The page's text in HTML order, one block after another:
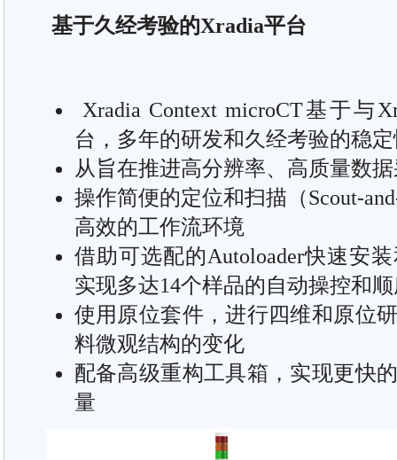
基于久经考验的Xradia平台
Xradia Context microCT基于与
台，多年的研发和久经考验的稳
从旨在推进高分辨率、高质量数
操作简便的定位和扫描（Scout-
高效的工作流环境
借助可选配的Autoloader快速安
实现多达14个样品的自动操控和
使用原位套件，进行四维和原位
料微观结构的变化
配备高级重构工具箱，实现更快
量